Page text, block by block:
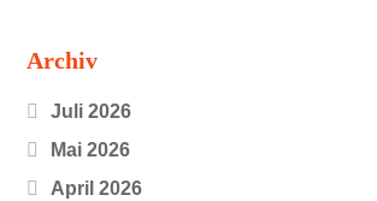
Archiv
Juli 2026
Mai 2026
April 2026